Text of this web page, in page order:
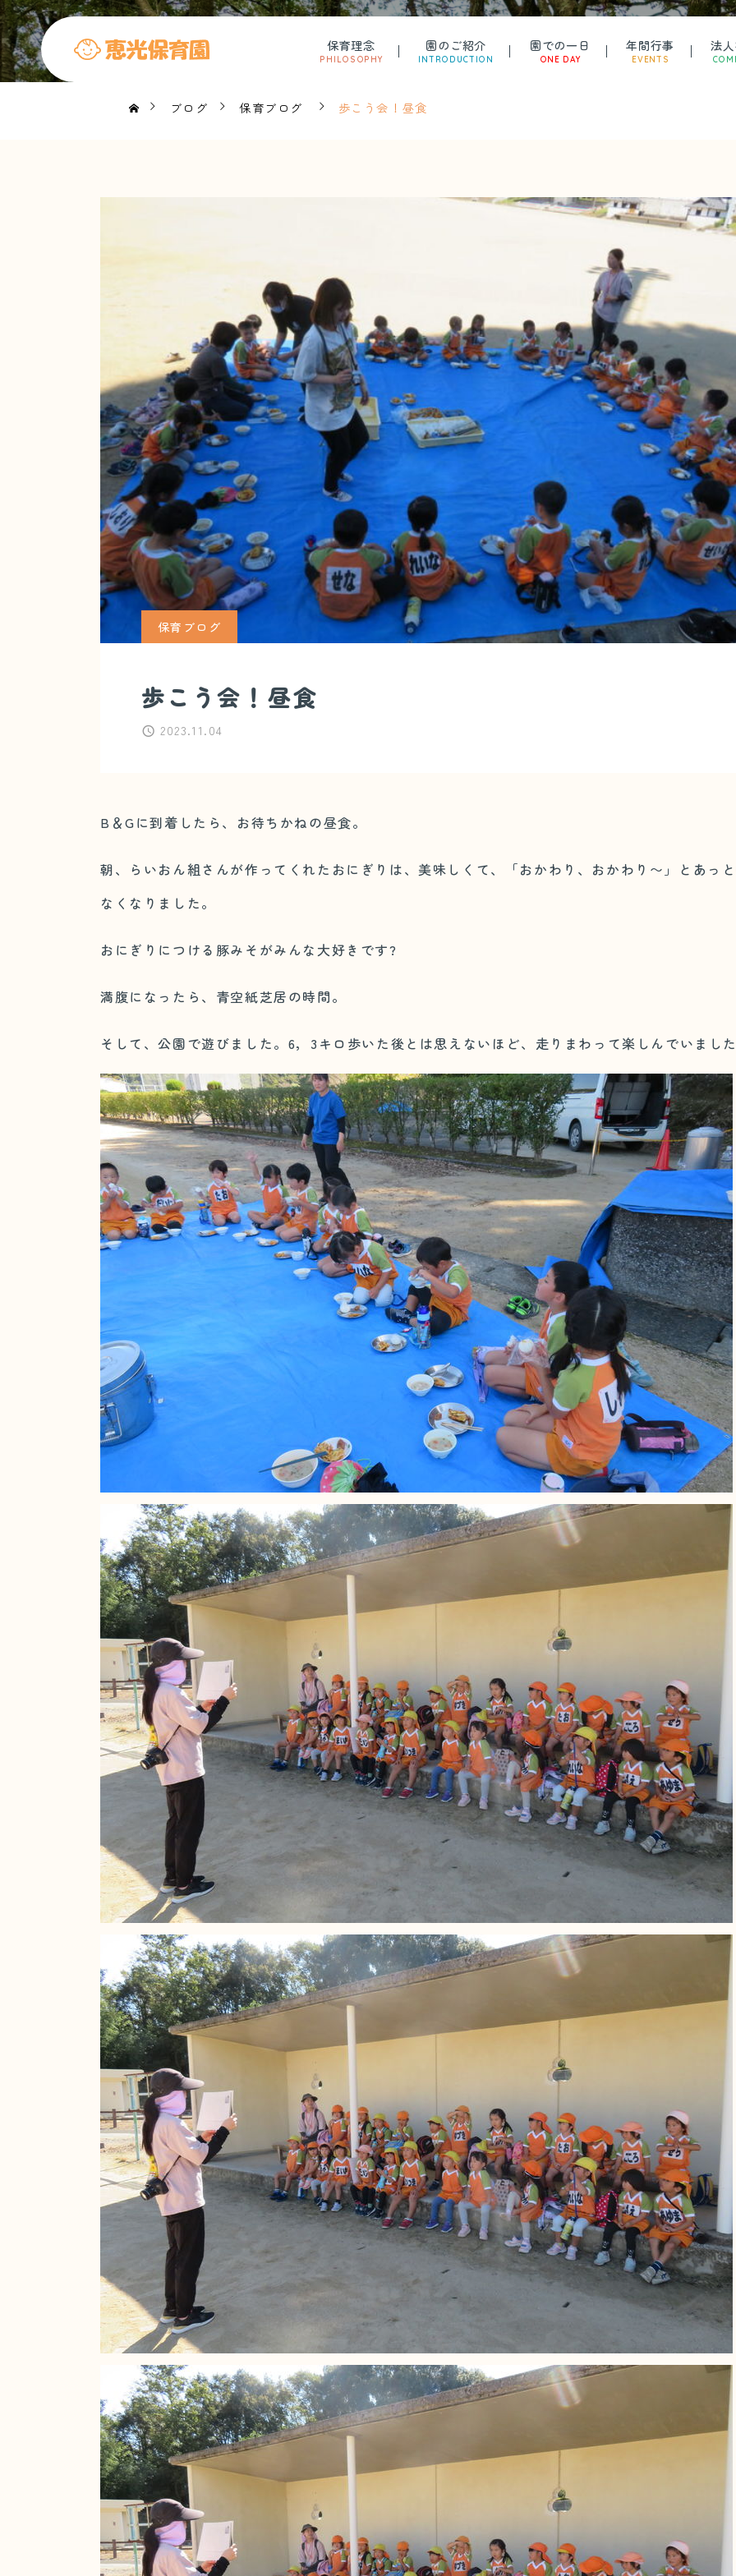
保育理念
PHILOSOPHY
園のご紹介
INTRODUCTION
園での一日
ONE DAY
年間行事
EVENTS
法
ブログ 保育ブログ 歩こう会！昼食
保育ブログ
歩こう会！昼食
2023.11.04
B＆Gに到着したら、お待ちかねの昼食。
朝、らいおん組さんが作ってくれたおにぎりは、美味しくて、「おかわり、おかわり〜」とあっ
なくなりました。
おにぎりにつける豚みそがみんな大好きです?
満腹になったら、青空紙芝居の時間。
そして、公園で遊びました。6，3キロ歩いた後とは思えないほど、走りまわって楽しんでいまし